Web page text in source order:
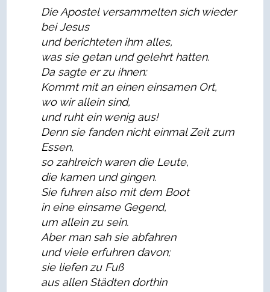
Die Apostel versammelten sich wieder
bei Jesus
und berichteten ihm alles,
was sie getan und gelehrt hatten.
Da sagte er zu ihnen:
Kommt mit an einen einsamen Ort,
wo wir allein sind,
und ruht ein wenig aus!
Denn sie fanden nicht einmal Zeit zum
Essen,
so zahlreich waren die Leute,
die kamen und gingen.
Sie fuhren also mit dem Boot
in eine einsame Gegend,
um allein zu sein.
Aber man sah sie abfahren
und viele erfuhren davon;
sie liefen zu Fuß
aus allen Städten dorthin